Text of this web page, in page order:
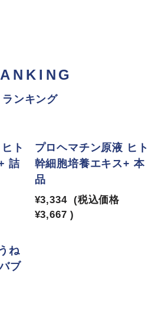
ランキング
ト
詰
プロヘマチン原液 ヒト
幹細胞培養エキス+ 本
品
¥3,334
(税込価格
¥3,667 )
ね
ブ